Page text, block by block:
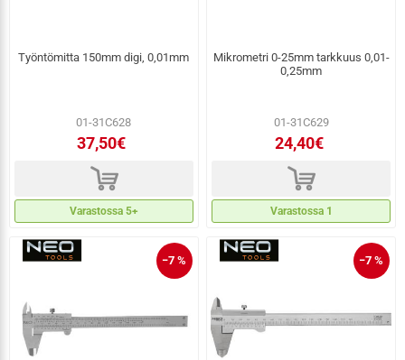
Työntömitta 150mm digi, 0,01mm
01-31C628
37,50€
d
Varastossa 5+
Mikrometri 0-25mm tarkkuus 0,01-
0,25mm
01-31C629
24,40€
d
Varastossa 1
−7 % −7 %